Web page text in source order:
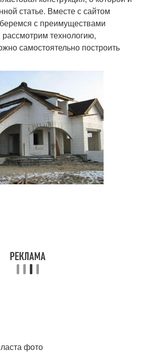
статье. Вместе с сайтом
с преимуществами
технологию,
самостоятельно построить
фото